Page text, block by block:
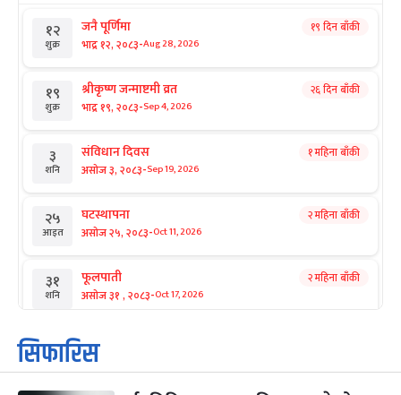
१२
शुक्र
जनै पूर्णिमा
भाद्र १२, २०८३-Aug 28, 2026
१९ दिन बाँकी
१९
शुक्र
श्रीकृष्ण जन्माष्टमी व्रत
भाद्र १९, २०८३-Sep 4, 2026
२६ दिन बाँकी
३
शनि
संविधान दिवस
असोज ३, २०८३-Sep 19, 2026
१ महिना बाँकी
२५
आइत
घटस्थापना
असोज २५, २०८३-Oct 11, 2026
२ महिना बाँकी
३१
शनि
फूलपाती
असोज ३१ , २०८३-Oct 17, 2026
२ महिना बाँकी
१
आइत
कार्तिक सङ्क्रान्ति
कार्तिक १, २०८३
सिफारिस